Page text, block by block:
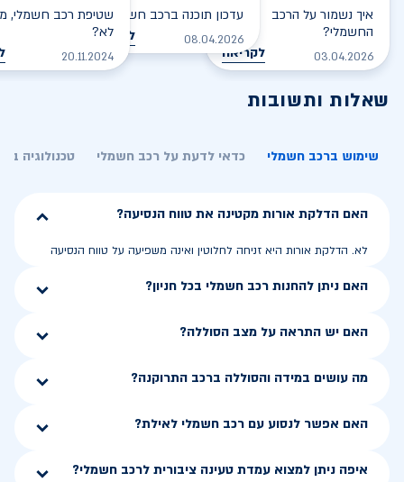
איך נשמור על הרכב
החשמלי?
03.04.2026 לקריאה
עדכון תוכנה ברכב חשמלי
08.04.2026 לקריאה
שטיפת רכב חשמלי,
לא?
20.11.2024
שאלות ותשובות
שימוש ברכב חשמלי כדאי לדעת על רכב חשמלי טכנולוגיה
האם הדלקת אורות מקטינה את טווח הנסיעה?
לא. הדלקת אורות היא זניחה לחלוטין ואינה משפיעה על טווח הנסיעה
האם ניתן להחנות רכב חשמלי בכל חניון?
האם יש התראה על מצב הסוללה?
מה עושים במידה והסוללה ברכב התרוקנה?
האם אפשר לנסוע עם רכב חשמלי לאילת?
איפה ניתן למצוא עמדת טעינה ציבורית לרכב חשמלי?